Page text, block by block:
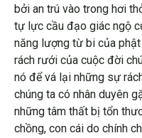
bởi an trú vào trong hơi
tự lực cầu đạo giác ngộ
năng lượng từ bi của
rách rưới của cuộc đời
nó để vá lại những sự
chúng ta có nhân duyên
những tâm thất bị tổn
chồng, con cái do chính